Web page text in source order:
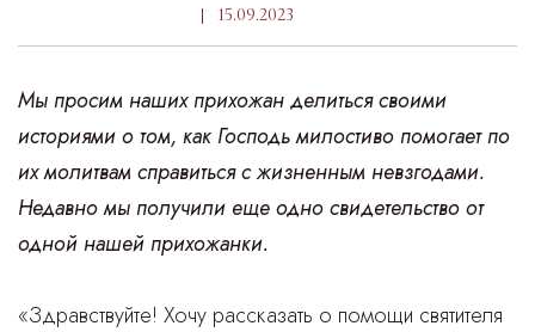
15.09.2023
Мы просим наших прихожан делиться своими
историями о том, как Господь милостиво помогает по
их молитвам справиться с жизненным невзгодами.
Недавно мы получили еще одно свидетельство от
одной нашей прихожанки.
«Здравствуйте! Хочу рассказать о помощи святителя